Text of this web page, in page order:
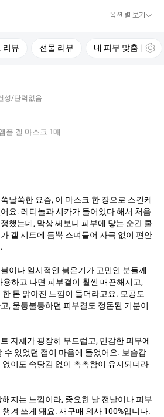
옵션 별 보기
리뷰 선물 리뷰 내 피부 맞춤
성 탄력없음
플 겔 마스크 1매
날쑥한 요즘, 이 마스크 한 장으로 스킨케
요. 레티놀과 시카가 들어있다 해서 처음
했는데, 막상 써보니 피부에 닿는 순간 쿨
겔 시트에 듬뿍 스며들어 자극 없이 편안
이나 일시적인 붉은기가 고민인 분들께
하고 나면 피부결이 훨씬 매끈해지고,
톤 맑아진 느낌이 들더라고요. 모공도
, 울퉁불퉁하던 피부결도 정돈된 기분이
자체가 굉장히 부드럽고, 민감한 피부에
수 있었던 점이 마음에 들었어요. 보습감
없이도 속당김 없이 촉촉함이 유지되더라
지는 느낌이라, 중요한 날 전날이나 피부
겨 쓰게 돼요. 재구매 의사 100%입니다.